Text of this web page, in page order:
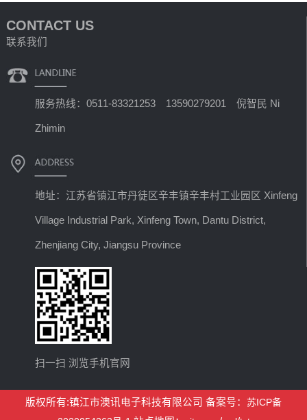
CONTACT US
联系我们
服务热线：0511-83321253 13590279201 倪智民 Ni
Zhimin
地址：江苏省镇江市丹徒区辛丰镇辛丰村工业园区 Xinfeng
Village Industrial Park, Xinfeng Town, Dantu District,
Zhenjiang City, Jiangsu Province
扫一扫 浏览手机官网
版权所有:镇江市澳讯电子科技有限公司 备案号： 苏ICP备